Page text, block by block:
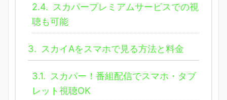
2.4. スカパープレミアムサービスでの視
聴も可能
3. スカイAをスマホで見る方法と料金
3.1. スカパー！番組配信でスマホ・タブ
レット視聴OK